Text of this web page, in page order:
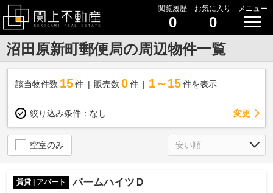
閲覧履歴
0
お気に入り
0
メニュー
沼田原新町郵便局の周辺物件一覧
該当物件数 15件 販売数 0 件 1～15 件を表示
絞り込み条件： なし 変更
空室のみ
賃貸 | アパート パームハイツＤ